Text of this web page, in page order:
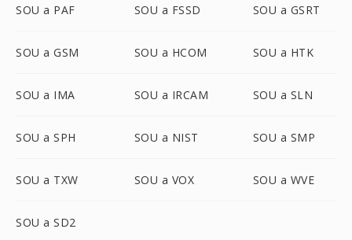
SOU a PAF SOU a FSSD SOU a GSRT
SOU a GSM SOU a HCOM SOU a HTK
SOU a IMA SOU a IRCAM SOU a SLN
SOU a SPH SOU a NIST SOU a SMP
SOU a TXW SOU a VOX SOU a WVE
SOU a SD2